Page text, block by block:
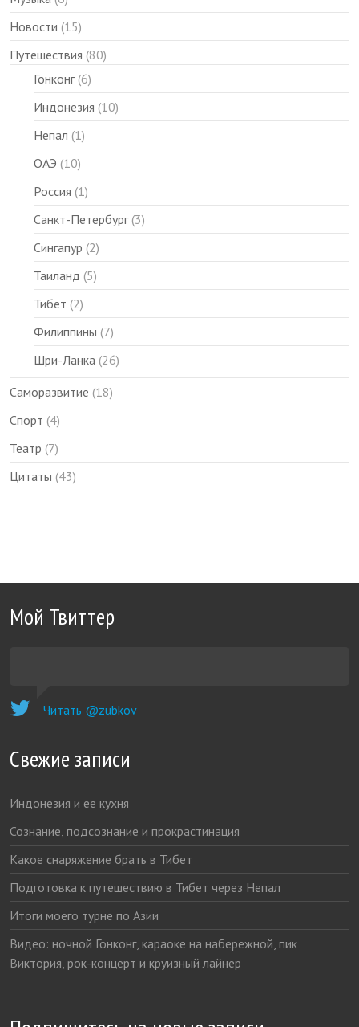
Новости (15)
Путешествия (80)
Гонконг(6)
Индонезия (10)
Непал (1)
ОАЭ (10)
Россия (1)
Санкт-Петербург(3)
Сингапур (2)
Таиланд (5)
Тибет (2)
Филиппины (7)
Шри-Ланка (26)
Саморазвитие (18)
Спорт (4)
Театр (7)
Цитаты (43)
Мой Твиттер
Читать @zubkov
Свежие записи
Индонезия и ее кухня
Сознание, подсознание и прокрастинация
Какое снаряжение брать в Тибет
Подготовка к путешествию в Тибет через Непал
Итоги моего турне по Азии
Видео: ночной Гонконг, караоке на набережной, пик
Виктория, рок-концерт и круизный лайнер